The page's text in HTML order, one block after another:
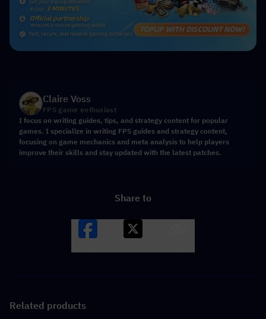
Claire Voss
FPS game enthusiast
I focus on writing guides, tips, and strategy content for popular
games. I specialize in writing FPS guides and strategy content,
focusing on game mechanics and meta analysis to help players
improve their skills and stay updated with the latest patches.
Share to
Related products